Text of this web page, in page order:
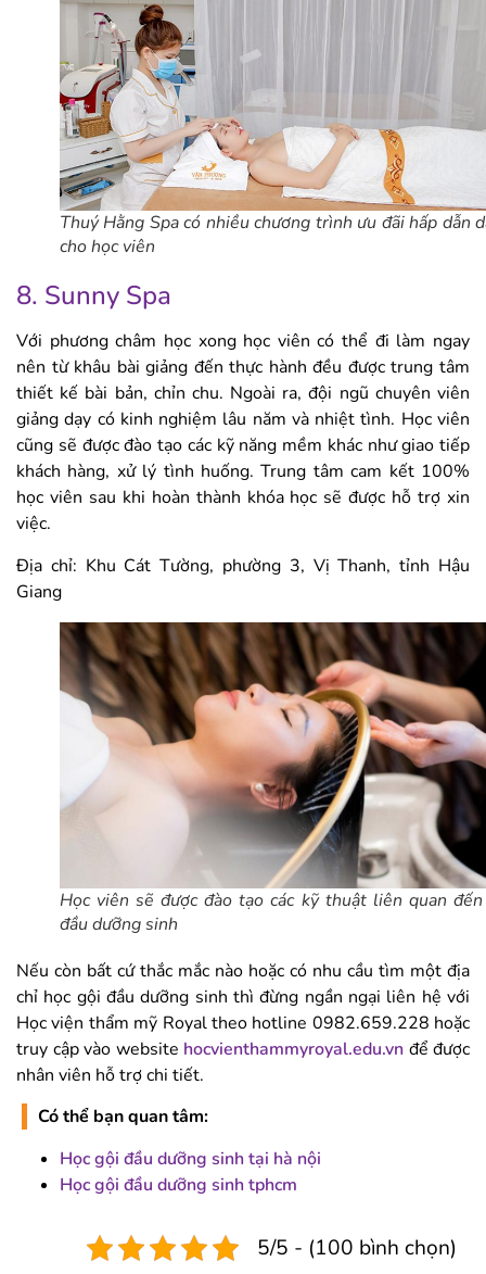
Thuý Hằng Spa có nhiều chương trình ưu đãi hấp dẫn
cho học viên
8. Sunny Spa
Với phương châm học xong học viên có thể đi làm ngay
nên từ khâu bài giảng đến thực hành đều được trung tâm
thiết kế bài bản, chỉn chu. Ngoài ra, đội ngũ chuyên viên
giảng dạy có kinh nghiệm lâu năm và nhiệt tình. Học viên
cũng sẽ được đào tạo các kỹ năng mềm khác như giao tiếp
khách hàng, xử lý tình huống. Trung tâm cam kết 100%
học viên sau khi hoàn thành khóa học sẽ được hỗ trợ xin
việc.
Địa chỉ: Khu Cát Tường, phường 3, Vị Thanh, tỉnh Hậu
Giang
Học viên sẽ được đào tạo các kỹ thuật liên quan
đầu dưỡng sinh
Nếu còn bất cứ thắc mắc nào hoặc có nhu cầu tìm một địa
chỉ học gội đầu dưỡng sinh thì đừng ngần ngại liên hệ với
Học viện thẩm mỹ Royal theo hotline 0982.659.228 hoặc
truy cập vào website hocvienthammyroyal.edu.vn để được
nhân viên hỗ trợ chi tiết.
Có thể bạn quan tâm:
Học gội đầu dưỡng sinh tại hà nội
Học gội đầu dưỡng sinh tphcm
5/5 - (100 bình chọn)